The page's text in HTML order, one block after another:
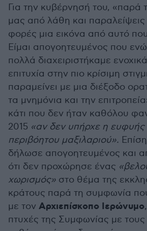
Για την κυβέρνησή του, «παρά
μας από λάθη και
φορές μια εικόνα από αυτό
Είμαι απογοητευμένος που
πολλά διαχειριστήκαμε
επιτυχία στην πιο κρίσιμη
παραμείνει με μια διέξοδο
τα μνημόνια και την
κάτι που δεν ήταν καθόλου
2015 «αν δεν υπήρχε η ευφυής
περιβόητου μαξιλαριού».
δήλωσε απογοητευμένος και
ότι δεν προχώρησε ένας
χωρισμός» στο θέμα της
κράτους παρά τη συμφωνία
με τον Αρχιεπίσκοπο Ιερώνυμο
πτυχές της Συμφωνίας με